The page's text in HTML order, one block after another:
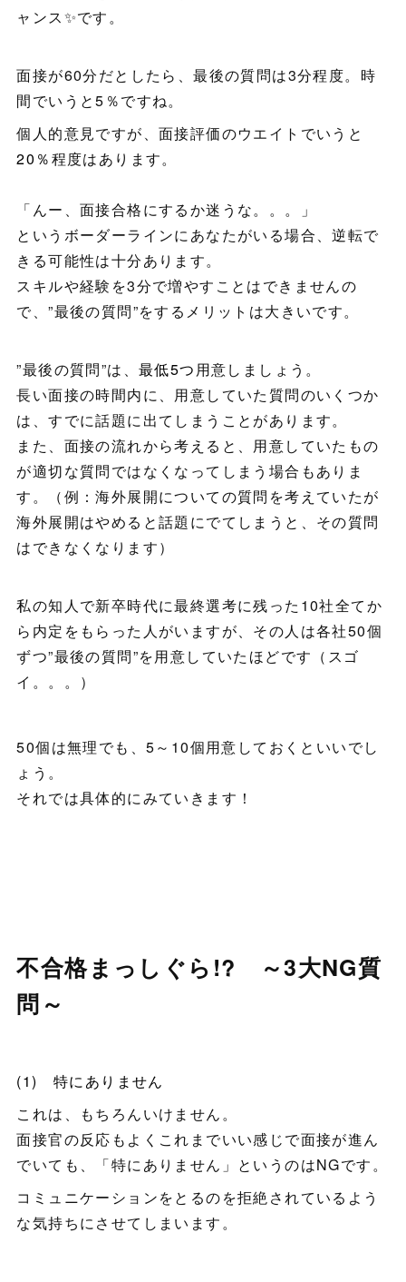
ャンス✨です。
面接が60分だとしたら、最後の質問は3分程度。時
間でいうと5％ですね。
個人的意見ですが、面接評価のウエイトでいうと
20％程度はあります。
「んー、面接合格にするか迷うな。。。」
というボーダーラインにあなたがいる場合、逆転で
きる可能性は十分あります。
スキルや経験を3分で増やすことはできませんの
で、”最後の質問”をするメリットは大きいです。
”最後の質問”は、 最低5つ用意しましょう。
長い面接の時間内に、用意していた質問のいくつか
は、すでに話題に出てしまうことがあります。
また、面接の流れから考えると、用意していたもの
が適切な質問ではなくなってしまう場合もありま
す。（例：海外展開についての質問を考えていたが
海外展開はやめると話題にでてしまうと、その質問
はできなくなります）
私の知人で新卒時代に最終選考に残った10社全てか
ら内定をもらった人がいますが、その人は各社50個
ずつ”最後の質問”を用意していたほどです（スゴ
イ。。。）
50個は無理でも、5～10個用意しておくといいでし
ょう。
それでは具体的にみていきます！
不合格まっしぐら!? ～3大NG質
問～
(1) 特にありません
これは、もちろんいけません。
面接官の反応もよくこれまでいい感じで面接が進ん
でいても、「特にありません」というのはNGです。
コミュニケーションをとるのを拒絶されているよう
な気持ちにさせてしまいます。